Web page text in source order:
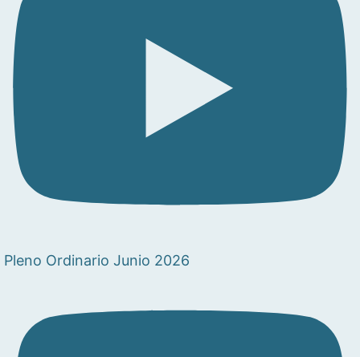
Pleno Ordinario Junio 2026